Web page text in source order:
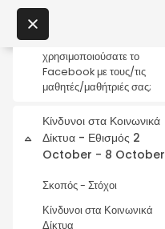
Blocks
Blocks
Ψηφίστε: Θα
χρησιμοποιούσατε το
Facebook με τους/τις
μαθητές/μαθήτριές σας;
Collapse
Κίνδυνοι στα Κοινωνικά
Δίκτυα - Εθισμός 2
October - 8 October
Σκοπός - Στόχοι
Κίνδυνοι στα Κοινωνικά
Δίκτυα